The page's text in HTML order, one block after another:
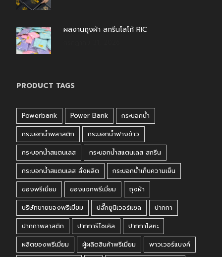
ผลงานถุงผ้า สกรีนโลโก้ RIC
PRODUCT TAGS
Powerbank Power Bank
กระบอกน้ำ
กระบอกน้ำพลาสติก
กระบอกน้ำฟางข้าว
กระบอกน้ำสแตนเลส
กระบอกน้ำสแตนเลส สกรีน
กระบอกน้ำสแตนเลส สั่งผลิต
กระบอกน้ำเก็บความเย็น
ของพรีเมี่ยม
ของแจกพรีเมี่ยม
ถุงผ้า
บริษัทขายของพรีเมี่ยม
ปลั๊กยูนิเวอร์แซล
ปากกา
ปากกาพลาสติก
ปากการีไซเคิล
ปากกาโลหะ
ผลิตของพรีเมี่ยม
ผู้ผลิตสินค้าพรีเมี่ยม
พาวเวอร์แบงค์